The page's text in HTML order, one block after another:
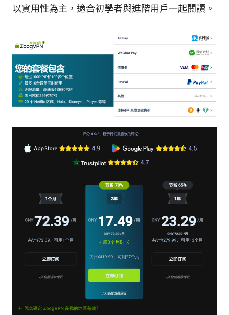
以實用性為主，適合初學者與進階用戶一起閱讀。